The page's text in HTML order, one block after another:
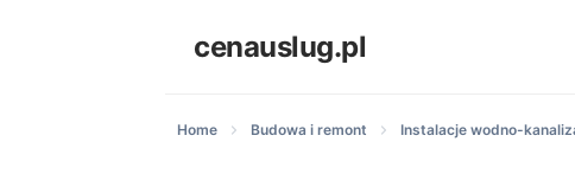
cenauslug.pl
Home Budowa i remont Instalacje wodno-